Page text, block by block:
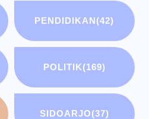
PENDIDIKAN(42)
POLITIK(169)
SIDOARJO(37)